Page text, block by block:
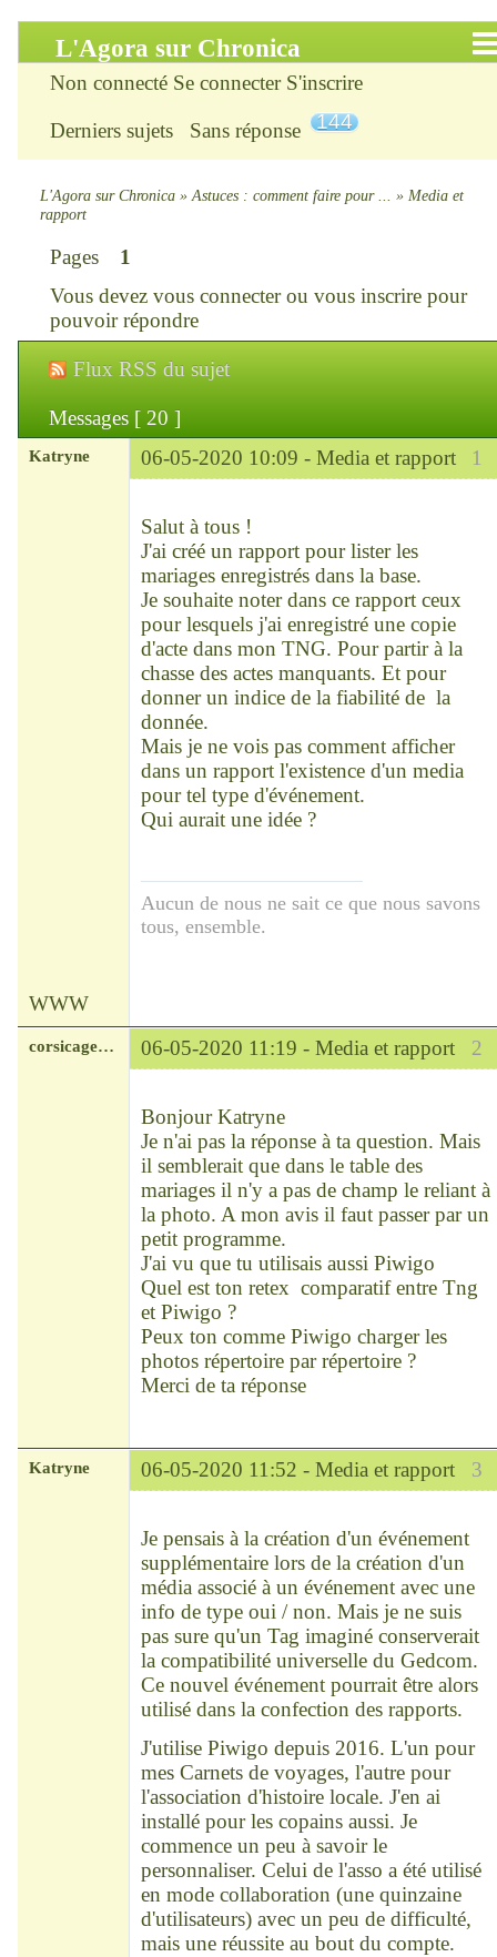
L'Agora sur Chronica
Accueil
Infos
Chercher
S’inscrire
Connexion
Chronica : le site
ChroniKat : les liens
CONTACT
Non connecté Se connecter S'inscrire
Derniers sujets Sans réponse 144
L'Agora sur Chronica »Astuces : comment faire pour ... » Media et
rapport
Pages
1
Vous devez vous connecterou vous inscrirepour
pouvoir répondre
Flux RSS du sujet
Messages [ 20 ]
1
Katryne 06-05-2020 10:09 - Media et rapport
Salut à tous !
J'ai créé un rapport pour lister les
mariages enregistrés dans la base.
Je souhaite noter dans ce rapport ceux
pour lesquels j'ai enregistré une copie
d'acte dans mon TNG. Pour partir à la
chasse des actes manquants. Et pour
donner un indice de la fiabilité de la
donnée.
Mais je ne vois pas comment afficher
dans un rapport l'existence d'un media
pour tel type d'événement.
Qui aurait une idée ?
Aucun de nous ne sait ce que nous savons
tous, ensemble.
WWW
2
corsicagenealugia 06-05-2020 11:19 - Media et rapport
Bonjour Katryne
Je n'ai pas la réponse à ta question. Mais
il semblerait que dans le table des
mariages il n'y a pas de champ le reliant à
la photo. A mon avis il faut passer par un
petit programme.
J'ai vu que tu utilisais aussi Piwigo
Quel est ton retex comparatif entre Tng
et Piwigo ?
Peux ton comme Piwigo charger les
photos répertoire par répertoire ?
Merci de ta réponse
3
Katryne 06-05-2020 11:52 - Media et rapport
Je pensais à la création d'un événement
supplémentaire lors de la création d'un
média associé à un événement avec une
info de type oui / non. Mais je ne suis
pas sure qu'un Tag imaginé conserverait
la compatibilité universelle du Gedcom.
Ce nouvel événement pourrait être alors
utilisé dans la confection des rapports.
J'utilise Piwigo depuis 2016. L'un pour
mes Carnets de voyages, l'autre pour
l'association d'histoire locale. J'en ai
installé pour les copains aussi. Je
commence un peu à savoir le
personnaliser. Celui de l'asso a été utilisé
en mode collaboration (une quinzaine
d'utilisateurs) avec un peu de difficulté,
mais une réussite au bout du compte.